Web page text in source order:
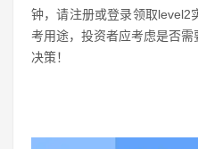
钟，请注册或登录领取level2
考用途，投资者应考虑是否
决策！